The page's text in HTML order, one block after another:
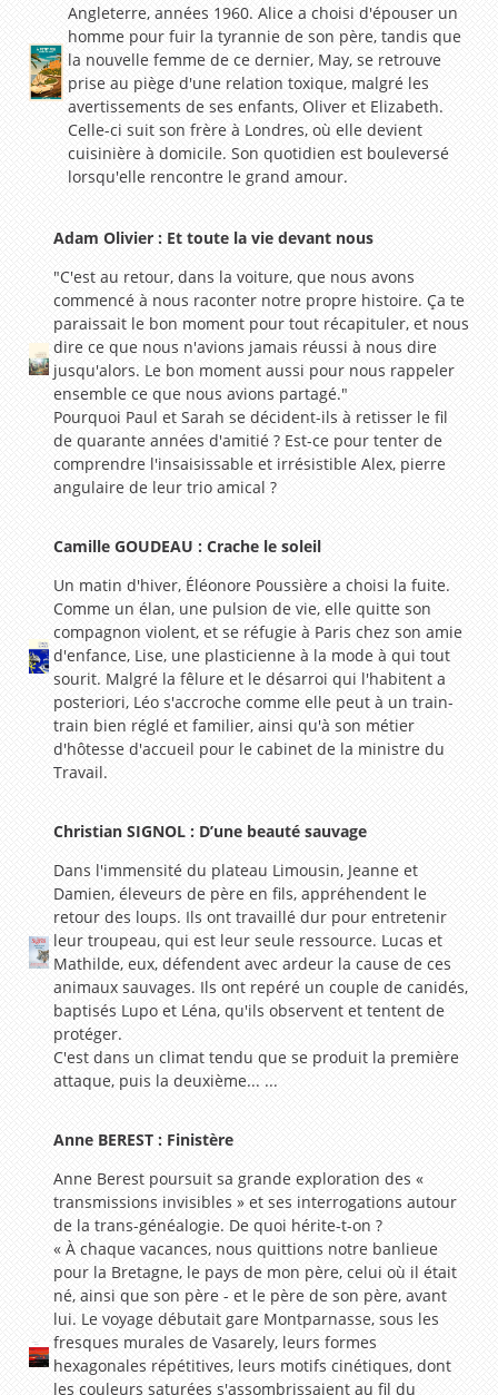
Angleterre, années 1960. Alice a choisi d'épouser un
homme pour fuir la tyrannie de son père, tandis que
la nouvelle femme de ce dernier, May, se retrouve
prise au piège d'une relation toxique, malgré les
avertissements de ses enfants, Oliver et Elizabeth.
Celle-ci suit son frère à Londres, où elle devient
cuisinière à domicile. Son quotidien est bouleversé
lorsqu'elle rencontre le grand amour.
Adam Olivier : Et toute la vie devant nous
"C'est au retour, dans la voiture, que nous avons
commencé à nous raconter notre propre histoire. Ça te
paraissait le bon moment pour tout récapituler, et nous
dire ce que nous n'avions jamais réussi à nous dire
jusqu'alors. Le bon moment aussi pour nous rappeler
ensemble ce que nous avions partagé."
Pourquoi Paul et Sarah se décident-ils à retisser le fil
de quarante années d'amitié ? Est-ce pour tenter de
comprendre l'insaisissable et irrésistible Alex, pierre
angulaire de leur trio amical ?
Camille GOUDEAU : Crache le soleil
Un matin d'hiver, Éléonore Poussière a choisi la fuite.
Comme un élan, une pulsion de vie, elle quitte son
compagnon violent, et se réfugie à Paris chez son amie
d'enfance, Lise, une plasticienne à la mode à qui tout
sourit. Malgré la fêlure et le désarroi qui l'habitent a
posteriori, Léo s'accroche comme elle peut à un train-
train bien réglé et familier, ainsi qu'à son métier
d'hôtesse d'accueil pour le cabinet de la ministre du
Travail.
Christian SIGNOL : D’une beauté sauvage
Dans l'immensité du plateau Limousin, Jeanne et
Damien, éleveurs de père en fils, appréhendent le
retour des loups. Ils ont travaillé dur pour entretenir
leur troupeau, qui est leur seule ressource. Lucas et
Mathilde, eux, défendent avec ardeur la cause de ces
animaux sauvages. Ils ont repéré un couple de canidés,
baptisés Lupo et Léna, qu'ils observent et tentent de
protéger.
C'est dans un climat tendu que se produit la première
attaque, puis la deuxième... ...
Anne BEREST : Finistère
Anne Berest poursuit sa grande exploration des «
transmissions invisibles » et ses interrogations autour
de la trans-généalogie. De quoi hérite-t-on ?
« À chaque vacances, nous quittions notre banlieue
pour la Bretagne, le pays de mon père, celui où il était
né, ainsi que son père - et le père de son père, avant
lui. Le voyage débutait gare Montparnasse, sous les
fresques murales de Vasarely, leurs formes
hexagonales répétitives, leurs motifs cinétiques, dont
les couleurs saturées s'assombrissaient au fil du